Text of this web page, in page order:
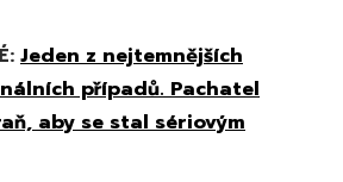
Jeden z nejtemnějších
případů. Pachatel
aby se stal sériovým